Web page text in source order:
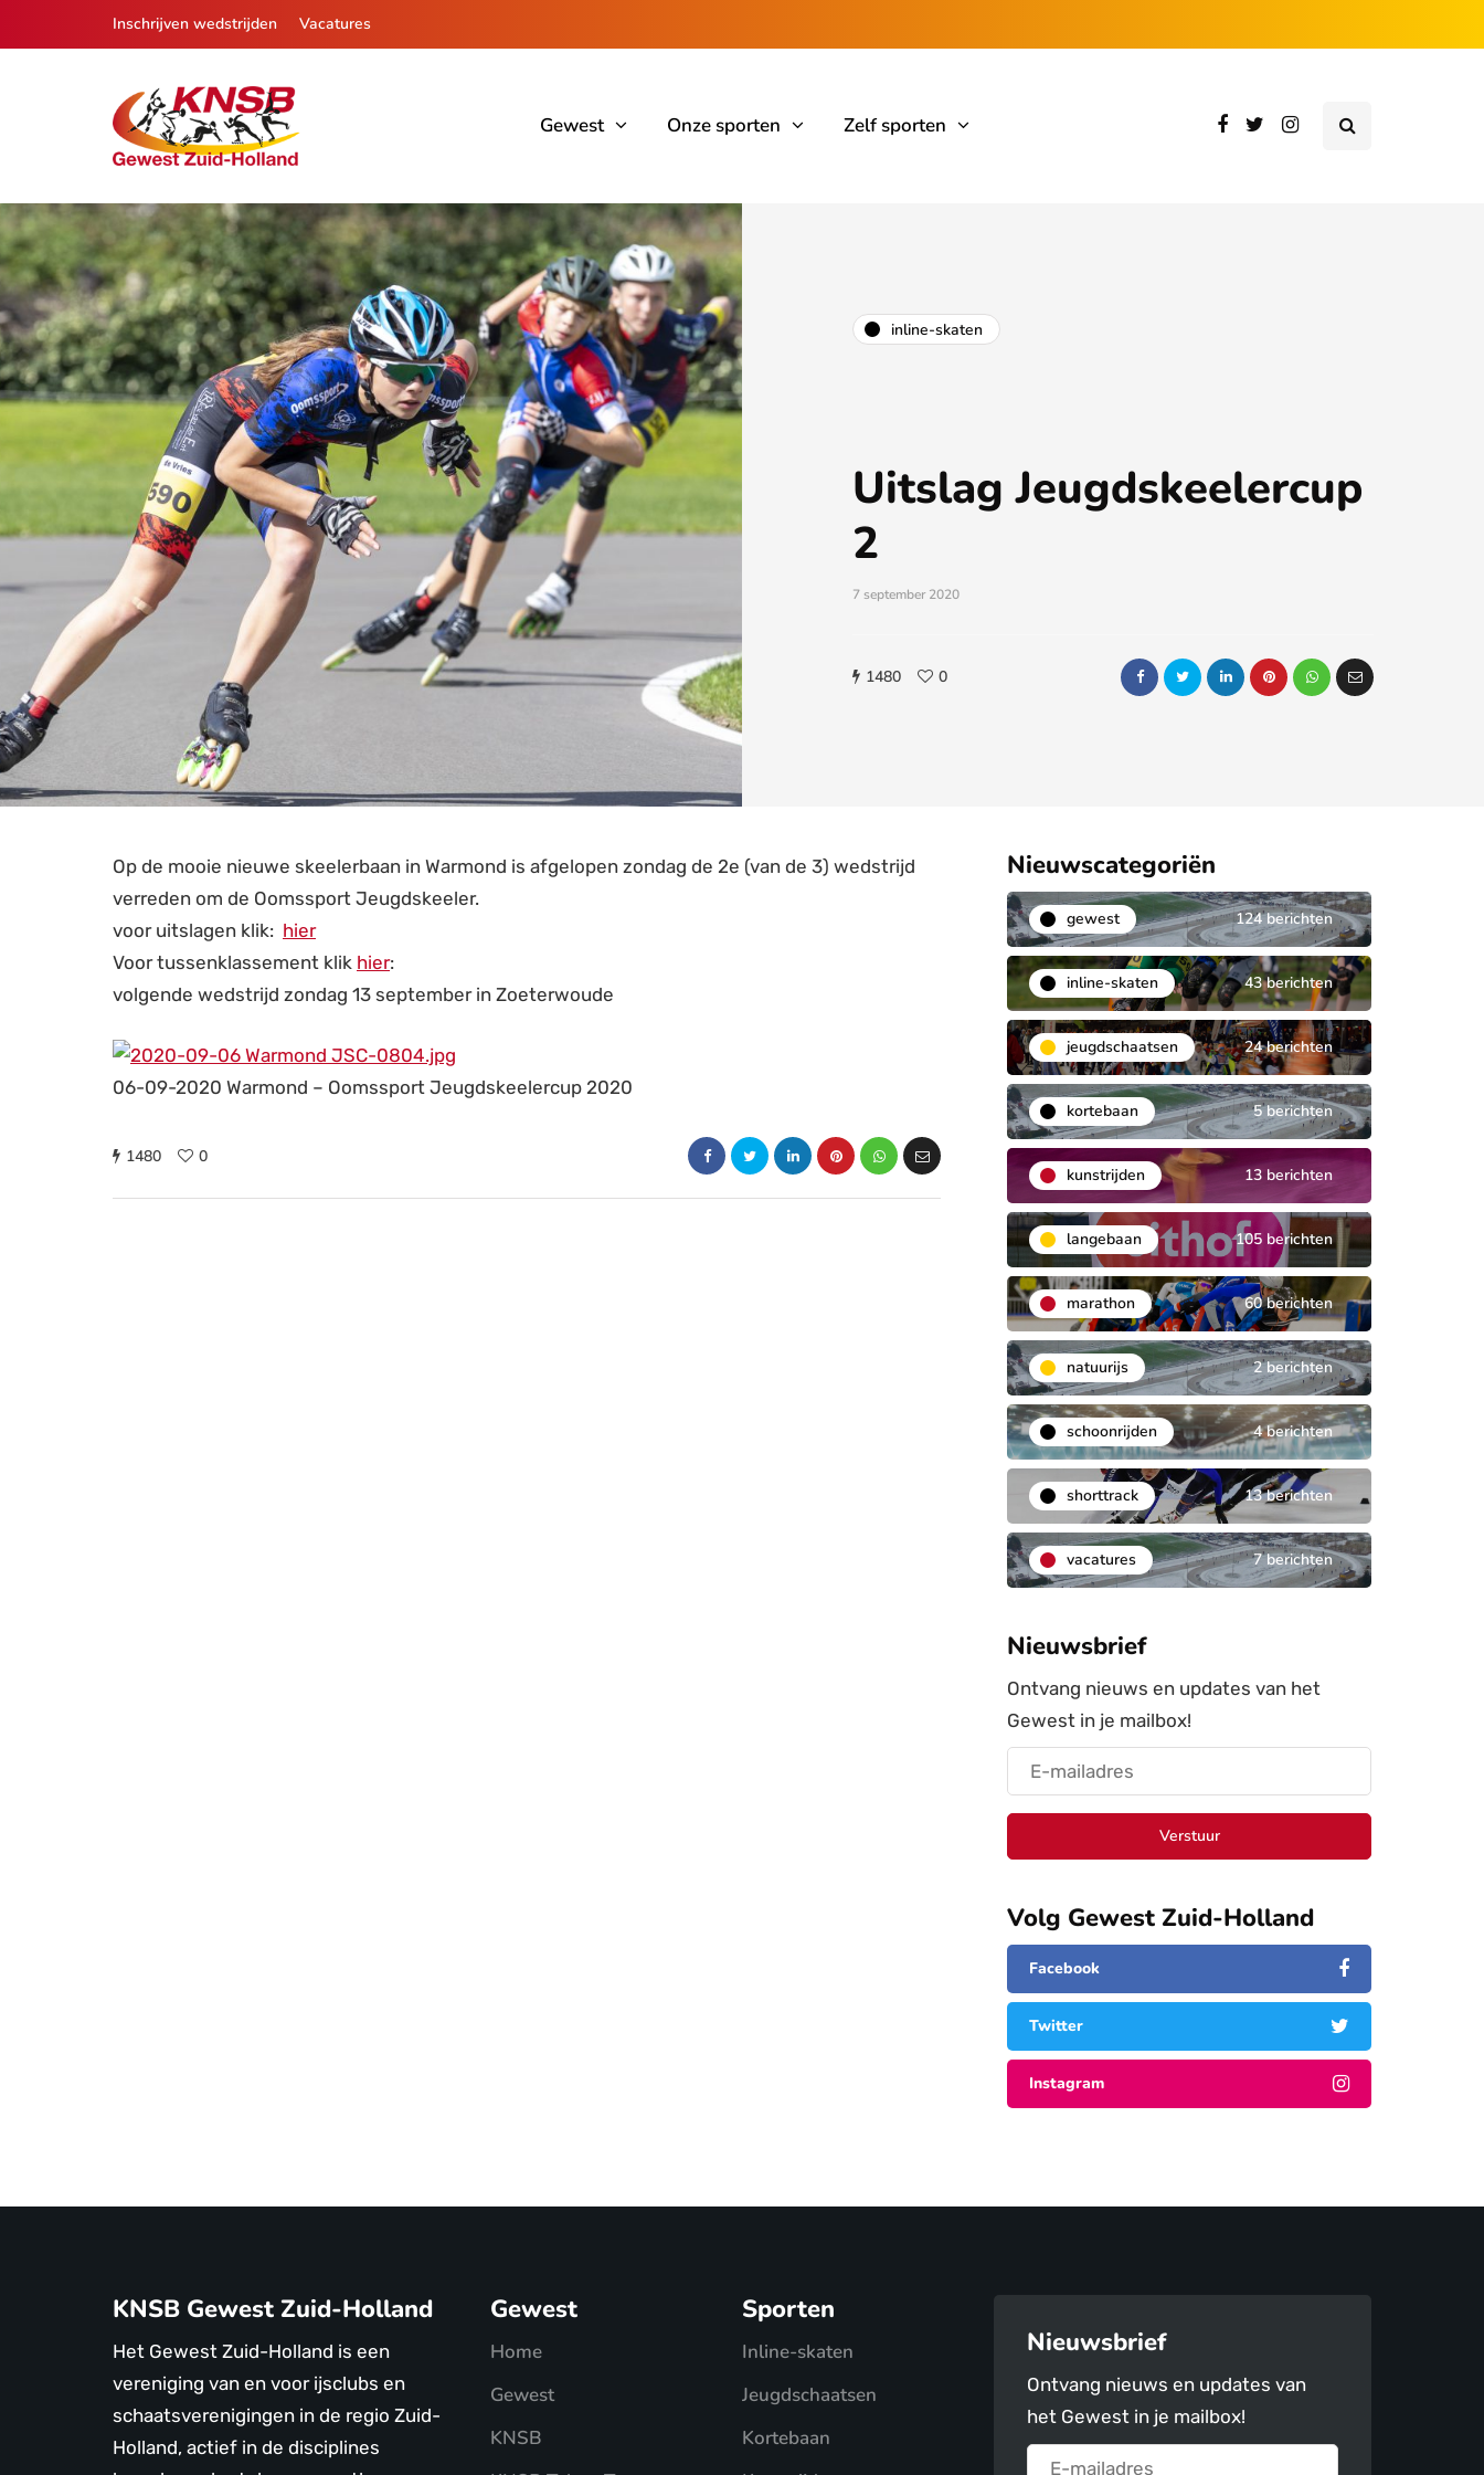
Inschrijven wedstrijden Vacatures
Gewest Onze sporten Zelf sporten
inline-skaten
Uitslag Jeugdskeelercup
2
7 september 2020
1480 0
Op de mooie nieuwe skeelerbaan in Warmond is afgelopen zondag de 2e (van de 3) wedstrijd
verreden om de Oomssport Jeugdskeeler.
voor uitslagen klik: hier
Voor tussenklassement klik hier:
volgende wedstrijd zondag 13 september in Zoeterwoude
06-09-2020 Warmond – Oomssport Jeugdskeelercup 2020
1480 0
Nieuwscategoriën
gewest 124 berichten
inline-skaten 43 berichten
jeugdschaatsen 24 berichten
kortebaan 5 berichten
kunstrijden 13 berichten
langebaan 105 berichten
marathon 60 berichten
natuurijs 2 berichten
schoonrijden 4 berichten
shorttrack 13 berichten
vacatures 7 berichten
Nieuwsbrief
Ontvang nieuws en updates van het
Gewest in je mailbox!
Verstuur
Volg Gewest Zuid-Holland
Facebook
Twitter
Instagram
KNSB Gewest Zuid-Holland
Het Gewest Zuid-Holland is een
vereniging van en voor ijsclubs en
schaatsverenigingen in de regio Zuid-
Holland, actief in de disciplines
Gewest
Home
Gewest
KNSB
Sporten
Inline-skaten
Jeugdschaatsen
Kortebaan
Nieuwsbrief
Ontvang nieuws en updates van
het Gewest in je mailbox!